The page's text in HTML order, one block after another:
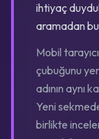
ihtiyaç
aramadan
Mobil
çubuğunu
adının aynı
Yeni
birlikte